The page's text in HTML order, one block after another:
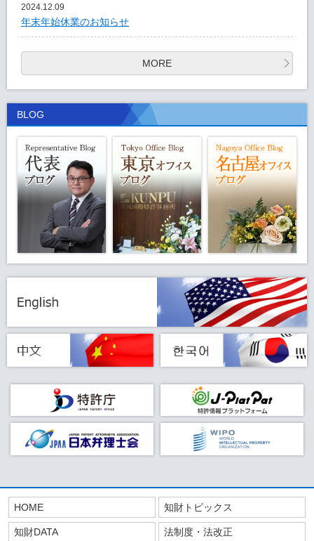
2024.12.09
年末年始休業のお知らせ
MORE
BLOG
HOME 知財トピックス
知財DATA 法制度・法改正